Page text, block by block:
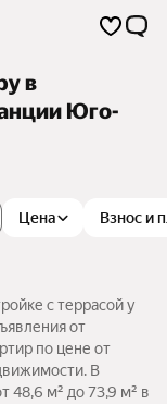
в
Юго-
Цена Взнос и
с террасой у
от
по цене от
В
48,6 м² до 73,9 м² в